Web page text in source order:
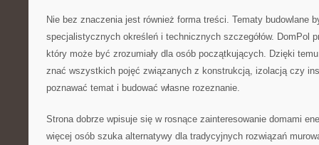
Nie bez znaczenia jest również forma treści. Tematy budowlane
specjalistycznych określeń i technicznych szczegółów. DomPol
który może być zrozumiały dla osób początkujących. Dzięki
znać wszystkich pojęć związanych z konstrukcją, izolacją czy
poznawać temat i budować własne rozeznanie.
Strona dobrze wpisuje się w rosnące zainteresowanie domami
więcej osób szuka alternatywy dla tradycyjnych rozwiązań